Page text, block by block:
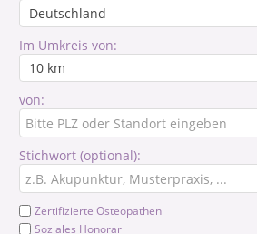
Im Umkreis von:
von:
Stichwort (optional):
Zertifizierte Osteopathen
Soziales Honorar